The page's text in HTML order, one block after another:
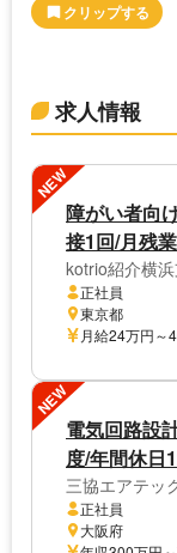
求人情報
NEW
障がい者向
接1回/月残
kotrio紹介横
正社員
東京都
月給24万円～
NEW
電気回路設
度/年間休日
三協エアテッ
正社員
大阪府